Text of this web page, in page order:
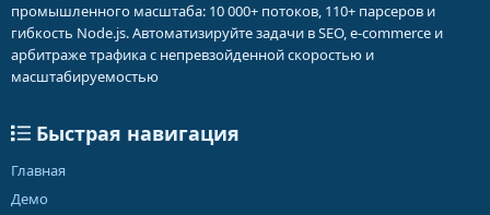
промышленного масштаба: 10 000+ потоков, 110+ парсеров и
гибкость Node.js. Автоматизируйте задачи в SEO, e-commerce и
арбитраже трафика с непревзойденной скоростью и
масштабируемостью
Быстрая навигация
Главная
Демо